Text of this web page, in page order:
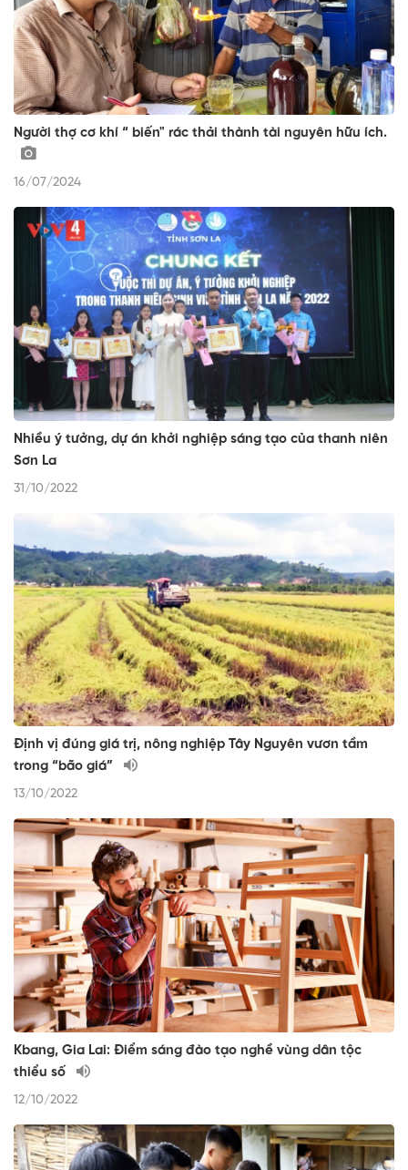
Người thợ cơ khí “ biến" rác thải thành tài nguyên hữu ích.
16/07/2024
Nhiều ý tưởng, dự án khởi nghiệp sáng tạo của thanh niên
Sơn La
31/10/2022
Định vị đúng giá trị, nông nghiệp Tây Nguyên vươn tầm
trong “bão giá”
13/10/2022
Kbang, Gia Lai: Điểm sáng đào tạo nghề vùng dân tộc
thiểu số
12/10/2022